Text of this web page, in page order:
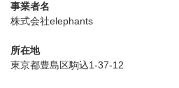
事業者名
株式会社elephants
所在地
東京都豊島区駒込1-37-12